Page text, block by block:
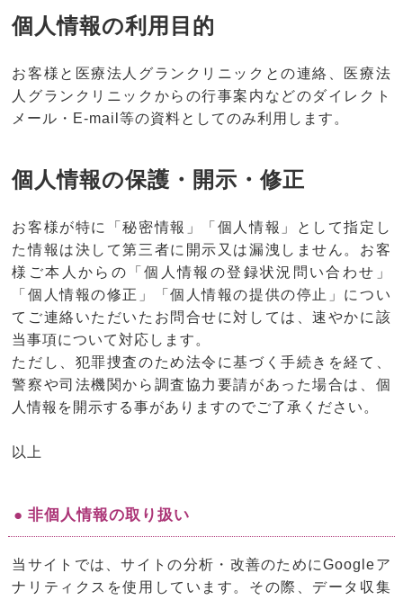
個人情報の利用目的
お客様と医療法人グランクリニックとの連絡、医療法
人グランクリニックからの行事案内などのダイレクト
メール・E-mail等の資料としてのみ利用します。
個人情報の保護・開示・修正
お客様が特に「秘密情報」「個人情報」として指定し
た情報は決して第三者に開示又は漏洩しません。お客
様ご本人からの「個人情報の登録状況問い合わせ」
「個人情報の修正」「個人情報の提供の停止」につい
てご連絡いただいたお問合せに対しては、速やかに該
当事項について対応します。
ただし、犯罪捜査のため法令に基づく手続きを経て、
警察や司法機関から調査協力要請があった場合は、個
人情報を開示する事がありますのでご了承ください。
以上
● 非個人情報の取り扱い
当サイトでは、サイトの分析・改善のためにGoogleア
ナリティクスを使用しています。その際、データ収集